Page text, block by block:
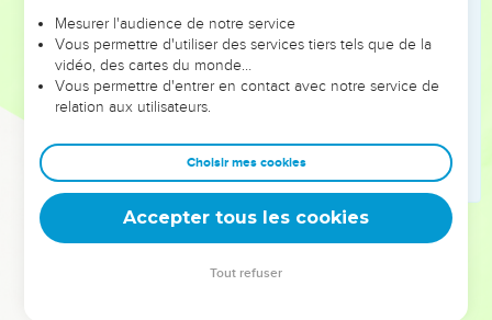
Il y a longtemps, tu as fondé la terre, le ciel est ton
ouvrage.
Tout cela disparaîtra, mais toi, tu restes. Terre et ciel
tomberont en lambeaux comme de vieux habits, et tu les
mais toi, tu demeures le même, ta vie n’a pas de fin.
Les enfants de tes serviteurs s’établiront et leurs
descendants resteront sous ton regard.
© Société biblique française – Bibli’O, 1997, avec autorisation. Pour vous procurer
Mesurer l'audience de notre service
Vous permettre d'utiliser des services tiers tels que de la
vidéo, des cartes du monde…
Vous permettre d'entrer en contact avec notre service de
relation aux utilisateurs.
Choisir mes cookies
Accepter tous les cookies
Tout refuser